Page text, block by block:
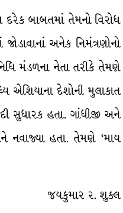
દરેક બાબતમાં તેમનો વિરોધ
અનેક નિમંત્રણોનો
મંડળના નેતા તરીકે તેમણે
એશિયાના દેશોની મુલાકાત
સુધારક હતા. ગાંધીજી અને
નવાજ્યા હતા. તેમણે ‘માય
જયકુમાર ર. શુક્લ